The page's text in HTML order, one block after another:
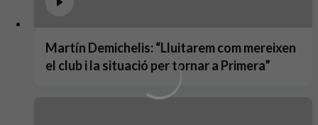
Martín Demichelis: “Lluitarem com mereixen
el club i la situació per tornar a Primera”